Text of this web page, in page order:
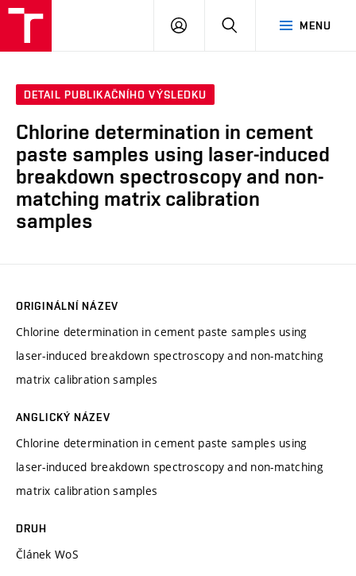
MENU
PŘIHLÁSIT
DETAIL PUBLIKAČNÍHO VÝSLEDKU
Chlorine determination in cement
paste samples using laser-induced
breakdown spectroscopy and non-
matching matrix calibration
samples
ORIGINÁLNÍ NÁZEV
Chlorine determination in cement paste samples using
laser-induced breakdown spectroscopy and non-matching
matrix calibration samples
ANGLICKÝ NÁZEV
Chlorine determination in cement paste samples using
laser-induced breakdown spectroscopy and non-matching
matrix calibration samples
DRUH
Článek WoS